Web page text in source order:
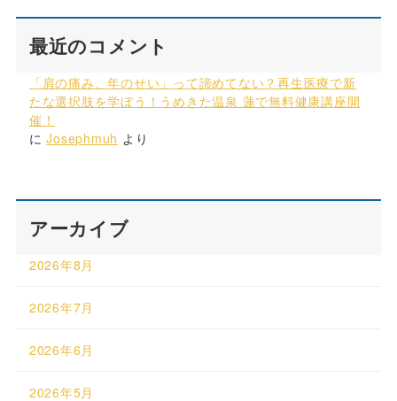
最近のコメント
「肩の痛み、年のせい」って諦めてない？再生医療で新
たな選択肢を学ぼう！うめきた温泉 蓮で無料健康講座開
催！
にJosephmuh より
アーカイブ
2026年8月
2026年7月
2026年6月
2026年5月